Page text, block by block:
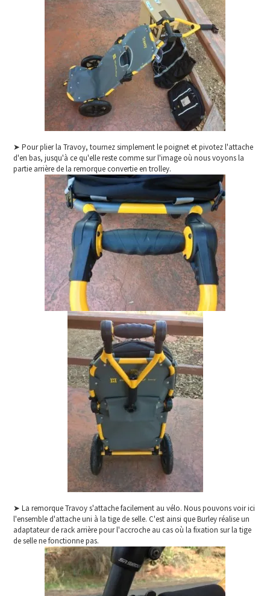
➤ Pour plier la Travoy, tournez simplement le poignet et pivotez l'attache
d'en bas, jusqu'à ce qu'elle reste comme sur l'image où nous voyons la
partie arrière de la remorque convertie en trolley.
➤ La remorque Travoy s'attache facilement au vélo. Nous pouvons voir ici
l'ensemble d'attache uni à la tige de selle. C'est ainsi que Burley réalise un
adaptateur de rack arrière pour l'accroche au cas où la fixation sur la tige
de selle ne fonctionne pas.